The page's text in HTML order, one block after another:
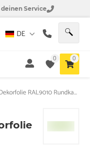
Service
DE
0 0
HORI Zarge Weiß Dekorfolie RAL9010 Rundkante